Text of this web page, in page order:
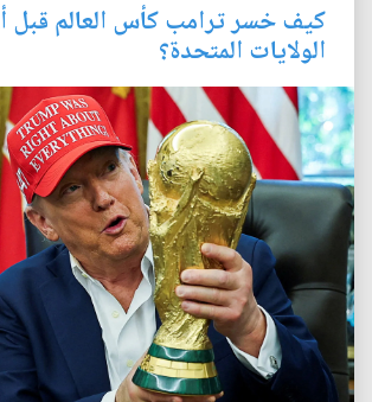
كيف خسر ترامب كأس العالم قبل
الولايات المتحدة؟